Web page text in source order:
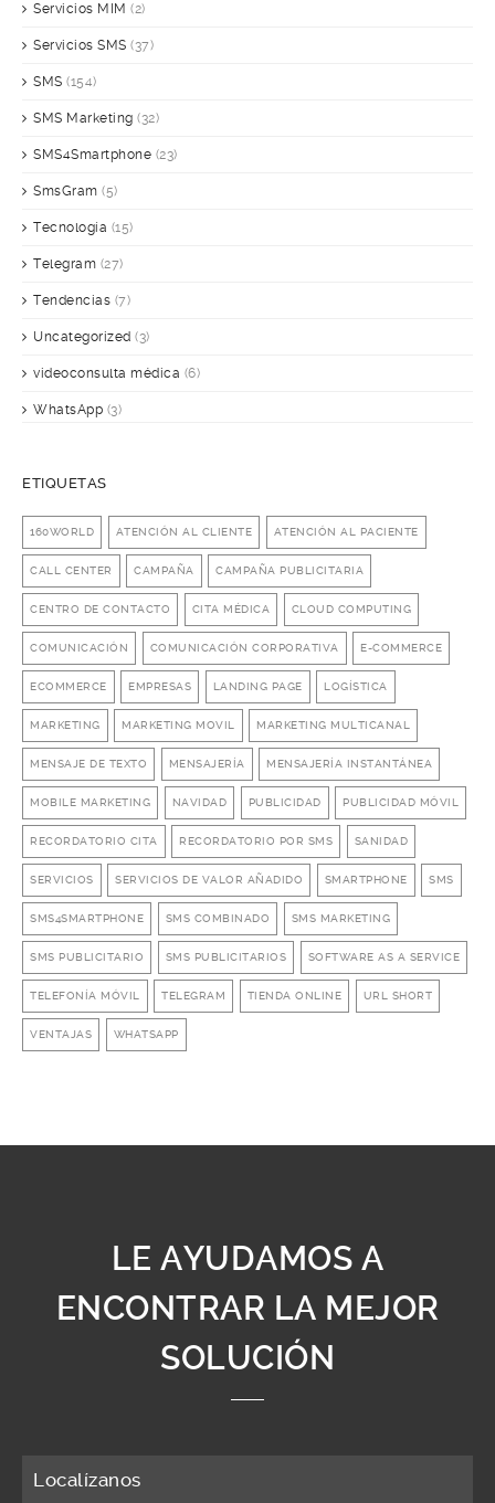
Servicios MIM (2)
Servicios SMS (37)
SMS (154)
SMS Marketing (32)
SMS4Smartphone (23)
SmsGram (5)
Tecnología (15)
Telegram (27)
Tendencias (7)
Uncategorized (3)
videoconsulta médica (6)
WhatsApp (3)
ETIQUETAS
160WORLD ATENCIÓN AL CLIENTE ATENCIÓN AL PACIENTE
CALL CENTER CAMPAÑA CAMPAÑA PUBLICITARIA
CENTRO DE CONTACTO CITA MÉDICA CLOUD COMPUTING
COMUNICACIÓN COMUNICACIÓN CORPORATIVA E-COMMERCE
ECOMMERCE EMPRESAS LANDING PAGE LOGÍSTICA
MARKETING MARKETING MOVIL MARKETING MULTICANAL
MENSAJE DE TEXTO MENSAJERÍA MENSAJERÍA INSTANTÁNEA
MOBILE MARKETING NAVIDAD PUBLICIDAD PUBLICIDAD MÓVIL
RECORDATORIO CITA RECORDATORIO POR SMS SANIDAD
SERVICIOS SERVICIOS DE VALOR AÑADIDO SMARTPHONE SMS
SMS4SMARTPHONE SMS COMBINADO SMS MARKETING
SMS PUBLICITARIO SMS PUBLICITARIOS SOFTWARE AS A SERVICE
TELEFONÍA MÓVIL TELEGRAM TIENDA ONLINE URL SHORT
VENTAJAS WHATSAPP
LE AYUDAMOS A
ENCONTRAR LA MEJOR
SOLUCIÓN
Localízanos